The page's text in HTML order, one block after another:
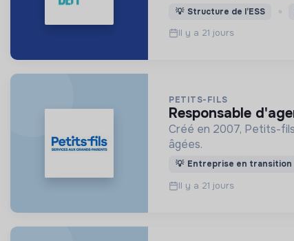
💡 Structure de l’ESS
Il y a 21 jours
PETITS-FILS
responsable
Créé en 2007, Petits-
âgées.
💡 Entreprise en transition
Il y a 21 jours